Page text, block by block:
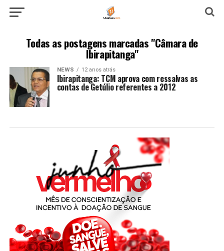
Todas as postagens marcadas "Câmara de
Ibirapitanga"
NEWS 12 anos atrás
Ibirapitanga: TCM aprova com ressalvas as
contas de Getúlio referentes a 2012